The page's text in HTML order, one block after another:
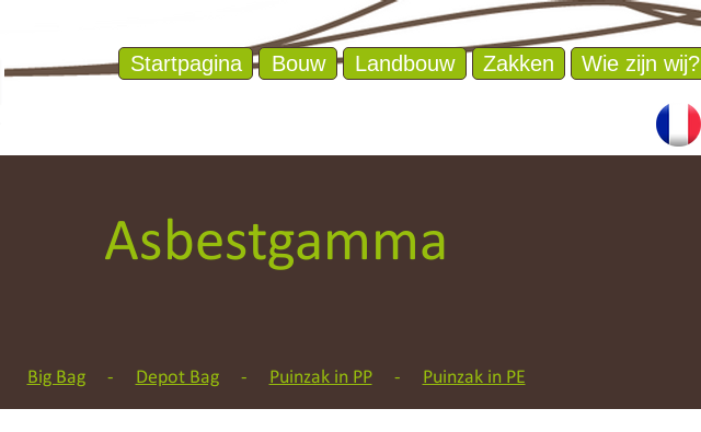
Startpagina Bouw Landbouw Zakken Wie zijn wij?
Asbestgamma
Big Bag- Depot Bag- Puinzak in PP- Puinzak in PE